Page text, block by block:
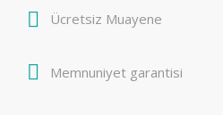
Ücretsiz Muayene
Memnuniyet garantisi